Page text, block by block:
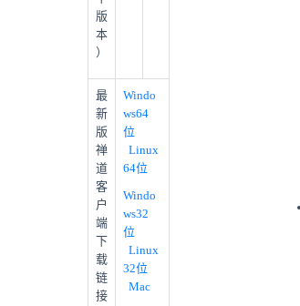
版
本
）
最
新
版
禅
道
客
户
端
下
载
链
接
Windo
ws64
位
Linux
64位
Windo
ws32
位
Linux
32位
Mac